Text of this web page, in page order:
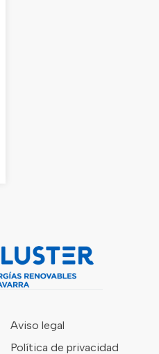
Aviso legal
Política de privacidad